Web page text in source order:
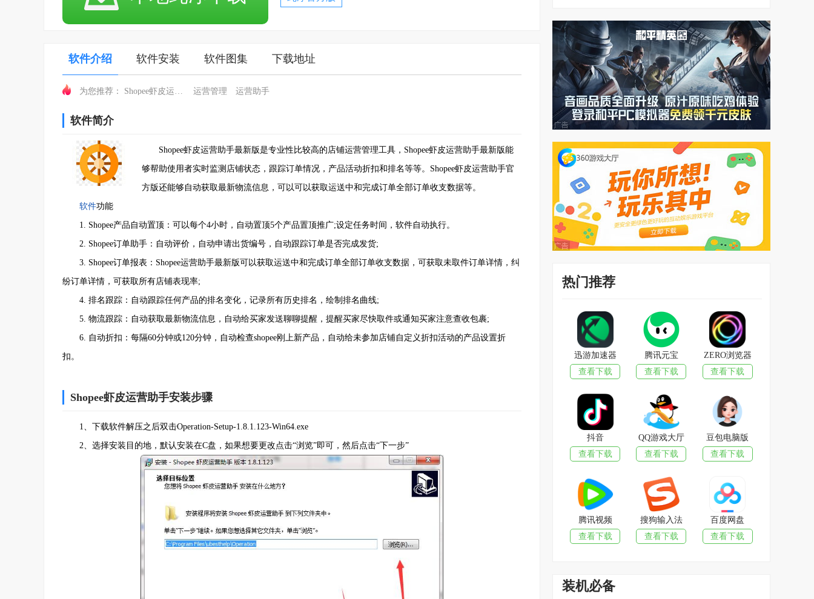
软件介绍 软件安装 软件图集 下载地址
为您推荐： 运营管理 运营助手
软件简介
Shopee虾皮运营助手最新版是专业性比较高的店铺运营管理工具，Shopee虾皮运营助手最新版能
够帮助使用者实时监测店铺状态，跟踪订单情况，产品活动折扣和排名等等。Shopee虾皮运营助手官
方版还能够自动获取最新物流信息，可以可以获取运送中和完成订单全部订单收支数据等。
软件功能
1. Shopee产品自动置顶：可以每个4小时，自动置顶5个产品置顶推广;设定任务时间，软件自动执行。
2. Shopee订单助手：自动评价，自动申请出货编号，自动跟踪订单是否完成发货;
3. Shopee订单报表：Shopee运营助手最新版可以获取运送中和完成订单全部订单收支数据，可获取未取件订单详情，纠
纷订单详情，可获取所有店铺表现率;
4. 排名跟踪：自动跟踪任何产品的排名变化，记录所有历史排名，绘制排名曲线;
5. 物流跟踪：自动获取最新物流信息，自动给买家发送聊聊提醒，提醒买家尽快取件或通知买家注意查收包裹;
6. 自动折扣：每隔60分钟或120分钟，自动检查shopee刚上新产品，自动给未参加店铺自定义折扣活动的产品设置折
扣。
Shopee虾皮运营助手安装步骤
1、下载软件解压之后双击Operation-Setup-1.8.1.123-Win64.exe
2、选择安装目的地，默认安装在C盘，如果想要更改点击“浏览”即可，然后点击“下一步”
热门推荐
迅游加速器
查看下载
腾讯元宝
查看下载
ZERO浏览器
查看下载
抖音
查看下载
QQ游戏大厅
查看下载
豆包电脑版
查看下载
腾讯视频
查看下载
搜狗输入法
查看下载
百度网盘
查看下载
装机必备